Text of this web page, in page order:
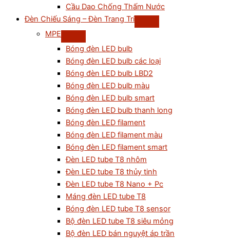
Cầu Dao Chống Thấm Nước
Đèn Chiếu Sáng – Đèn Trang Trí
MPE
Bóng đèn LED bulb
Bóng đèn LED bulb các loại
Bóng đèn LED bulb LBD2
Bóng đèn LED bulb màu
Bóng đèn LED bulb smart
Bóng đèn LED bulb thanh long
Bóng đèn LED filament
Bóng đèn LED filament màu
Bóng đèn LED filament smart
Đèn LED tube T8 nhôm
Đèn LED tube T8 thủy tinh
Đèn LED tube T8 Nano + Pc
Máng đèn LED tube T8
Bóng đèn LED tube T8 sensor
Bộ đèn LED tube T8 siêu mỏng
Bộ đèn LED bán nguyệt áp trần